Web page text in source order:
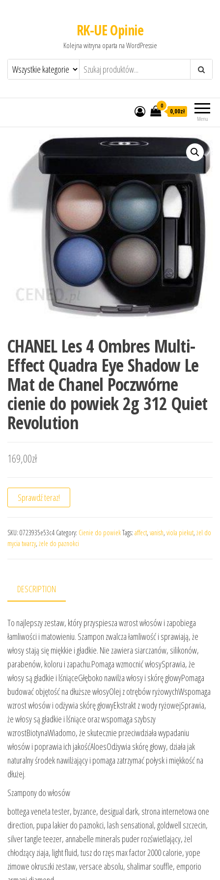
RK-UE Opinie
Kolejna witryna oparta na WordPressie
Menu
0
0,00zł
CHANEL Les 4 Ombres Multi-
Effect Quadra Eye Shadow Le
Mat de Chanel Poczwórne
cienie do powiek 2g 312 Quiet
Revolution
169,00zł
Sprawdź teraz!
SKU: 0723935e53c4 Category: Cienie do powiekTags: affect, vanish, viola piekut, żel do
mycia twarzy, żele do paznokci
DESCRIPTION
To najlepszy zestaw, który przyspiesza wzrost włosów i zapobiega
łamliwości i matowieniu. Szampon zwalcza łamliwość i sprawiają, że
włosy stają się miękkie i gładkie. Nie zawiera siarczanów, silikonów,
parabenów, koloru i zapachu.Pomaga wzmocnić włosySprawia, że
włosy są gładkie i lśniąceGłęboko nawilża włosy i skórę głowyPomaga
budować objętość na dłuższe włosyOlej z otrębów ryżowychWspomaga
wzrost włosów i odżywia skórę głowyEkstrakt z wody ryżowejSprawia,
że włosy są gładkie i lśniące oraz wspomaga szybszy
wzrostBiotynaWiadomo, że skutecznie przeciwdziała wypadaniu
włosów i poprawia ich jakośćAloesOdżywia skórę głowy, działa jak
naturalny środek nawilżający i pomaga zatrzymać połysk i miękkość na
dłużej.
Szampony do włosów
bottega veneta tester, byzance, desigual dark, strona internetowa one
direction, pupa lakier do paznokci, lash sensational, goldwell szczecin,
silver tangle teezer, annabelle minerals puder rozświetlający, żel
chłodzący ziaja, light fluid, tusz do rzęs max factor 2000 calorie, yope
zimowe okruszki zestaw, versace absolu, shalimar souffle, emporio